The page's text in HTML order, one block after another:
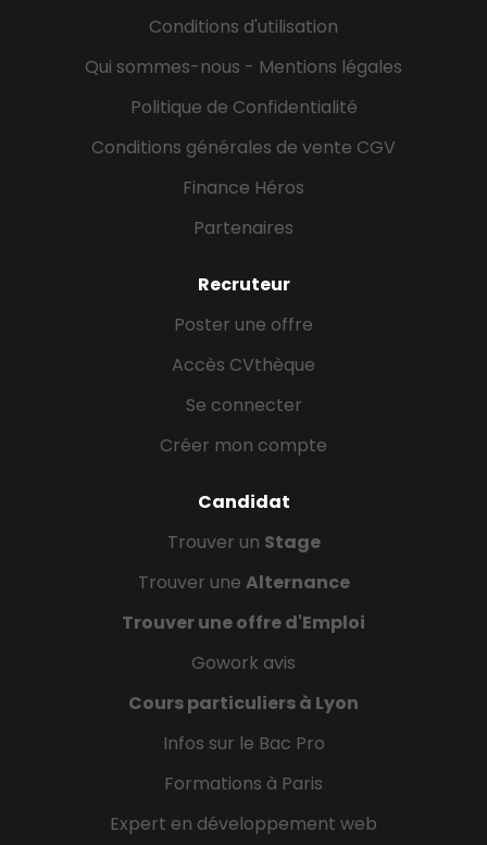
Conditions d'utilisation
Qui sommes-nous - Mentions légales
Politique de Confidentialité
Conditions générales de vente CGV
Finance Héros
Partenaires
Recruteur
Poster une offre
Accès CVthèque
Se connecter
Créer mon compte
Candidat
Trouver un Stage
Trouver une Alternance
Trouver une offre d'Emploi
Gowork avis
Cours particuliers à Lyon
Infos sur le Bac Pro
Formations à Paris
Expert en développement web